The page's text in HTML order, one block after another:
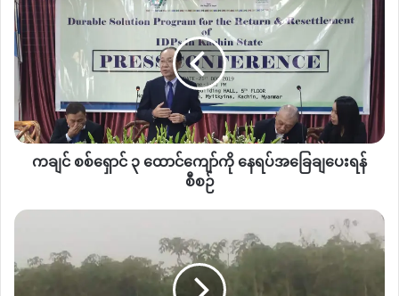
(Kachin Nationals Consultative Assembly) ၏ ကချင်ပါတီ
များ အားလုံးပေါင်းစည်းရေး ဦးဆောင်မှုအောက်တွင် ယခုလို
UNFDP က ကချင်ပြည်သူ့ပါတီနှင့်ပေါင်းစည်းလာခြင်းလည်း
ဖြစ်သည်။
“ကျောက်တိုင်ပါတီ ခေါ် UNFDP ကို ဦးဆောင်တူတွေဟာ
ကျနော်တို့ အမျိုးချင်းတွေပါ။ ဒါကြောင့်မို့လို့ သူတို့ကို
ကချင်အမျိုးသားများအတိုင်ပင်ခံအဖွဲ့မှ အရင်ဦးဆုံး တွေ့ဆုံ
ပြီး ပါတီပေါင်းစည်းရေးအတွက် အကြံပြုတင်ပြထားခြင်း
အဆင့်ဆင့် ဆွေးနွေးပြီးတော့ အခု ပါတီပေါင်းစည်းလာခြင်း
ဖြစ်ပါတယ်” ဟု KSPP ဒုတိယ ဥက္ကဌ Duwa
Gumgrawng Awng Hkam (ဒူဝါ ကွမ်ဂေါင်အောင်
ခမ်း) ပြောပါသည်။
စစ်
ရှောင်
၃
ထောင်
ကျော်
ကို
နေရပ်
အခြေချ
ကချင် စစ်ရှောင် ၃ ထောင်ကျော်ကို နေရပ်အခြေချပေးရန်
စီစဉ်
ကျေးရွာ
မြေ